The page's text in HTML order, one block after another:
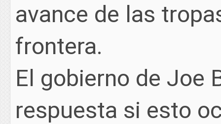
avance de las
frontera.
El gobierno de Joe
respuesta si esto